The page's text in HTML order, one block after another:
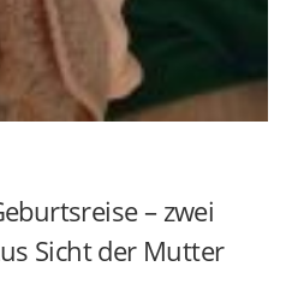
– zwei
Sicht der Mutter